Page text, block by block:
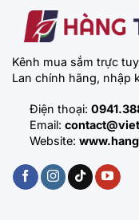
Kênh mua sắm trực
Lan chính hãng, nhập
Điện thoại:
Email:
Website: